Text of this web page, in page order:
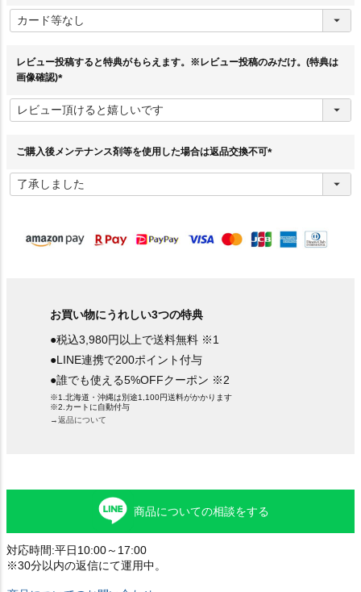
必
須
レビュー投稿すると特典がもらえます。※レビュー投稿のみだけ。(特典は
画像確認)
必
須
ご購入後メンテナンス剤等を使用した場合は返品交換不可
須
お買い物にうれしい3つの特典
●税込3,980円以上で送料無料 ※1
●LINE連携で200ポイント付与
●誰でも使える5%OFFクーポン ※2
※1.北海道・沖縄は別途1,100円送料がかかります
※2.カートに自動付与
→返品について
商品についての相談をする
対応時間:平日10:00～17:00
※30分以内の返信にて運用中。